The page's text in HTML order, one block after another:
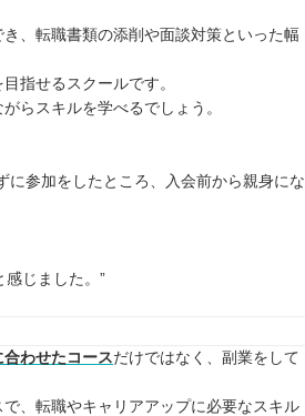
、転職書類の添削や面談対策といった幅
指せるスクールです。
らスキルを学べるでしょう。
に参加をしたところ、入会前から親身にな
じました。”
わせたコースだけではなく、副業をして
、転職やキャリアアップに必要なスキル